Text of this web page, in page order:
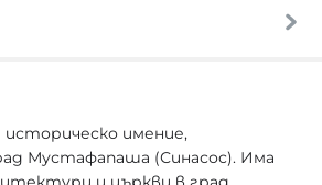
имение,
Мустафапаша (Синасос). Има